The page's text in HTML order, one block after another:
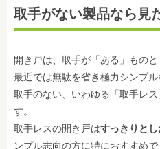
取手がない製品なら見
開き戸は、取手が「ある」もの
最近では無駄を省き極力シンプル
取手のない、いわゆる「取手レ
す。
取手レスの開き戸はすっきりと
ンプル志向の方に特におすすめで